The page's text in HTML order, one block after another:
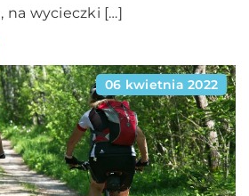
na wycieczki […]
06 kwietnia 2022